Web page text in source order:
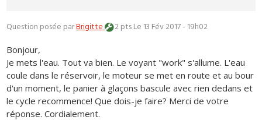
Question posée parBrigitte 2 ptsLe 13 Fév 2017 - 19h02
Bonjour,
Je mets l'eau. Tout va bien. Le voyant "work" s'allume. L'eau
coule dans le réservoir, le moteur se met en route et au bour
d'un moment, le panier à glaçons bascule avec rien dedans et
le cycle recommence! Que dois-je faire? Merci de votre
réponse. Cordialement.